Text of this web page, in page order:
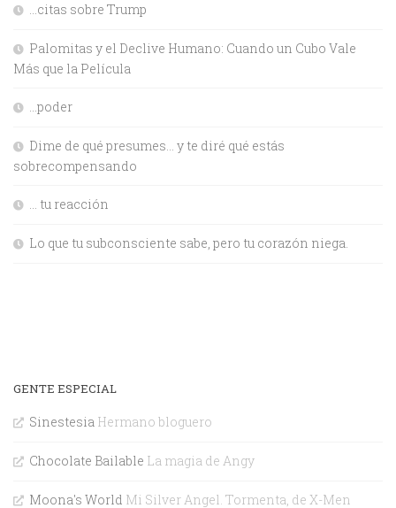
…citas sobre Trump
Palomitas y el Declive Humano: Cuando un Cubo Vale
Más que la Película
…poder
Dime de qué presumes… y te diré qué estás
sobrecompensando
… tu reacción
Lo que tu subconsciente sabe, pero tu corazón niega.
GENTE ESPECIAL
Sinestesia Hermano bloguero
Chocolate Bailable La magia de Angy
Moona's World Mi Silver Angel. Tormenta, de X-Men